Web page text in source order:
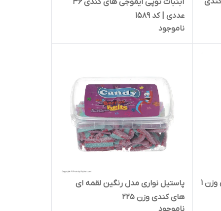
آبنبات توپی ایموجی های کندی 36
عددی | کد 1589
ناموجود
تافی با طعم شکلات سندی کندی وزن 1
پاستیل نواری مدل رنگین لقمه ای
های کندی وزن 225
ناموجود